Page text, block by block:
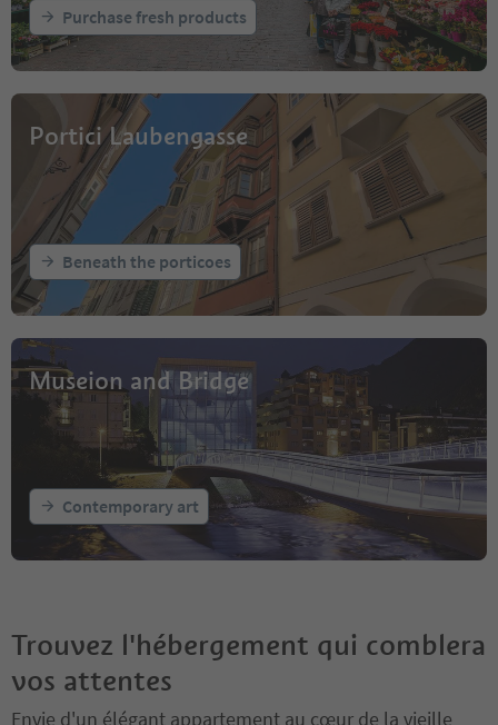
Purchase fresh products
Portici Laubengasse
Beneath the porticoes
Museion and Bridge
Contemporary art
Trouvez l'hébergement qui comblera
vos attentes
Envie d'un élégant appartement au cœur de la vieille